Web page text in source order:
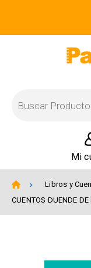
Mi
Libros y
CUENTOS DUENDE